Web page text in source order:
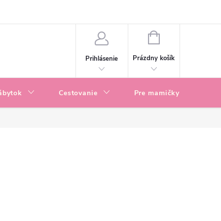
Prihlásenie
NÁKUPNÝ
Prázdny košík
Cestovanie Pre mamičky